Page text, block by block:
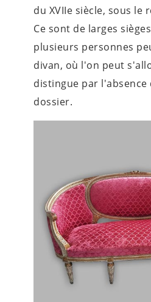
du XVIIe siècle, sous le
Ce sont de larges
plusieurs personnes
divan, où l'on peut
distingue par l'absence
dossier.